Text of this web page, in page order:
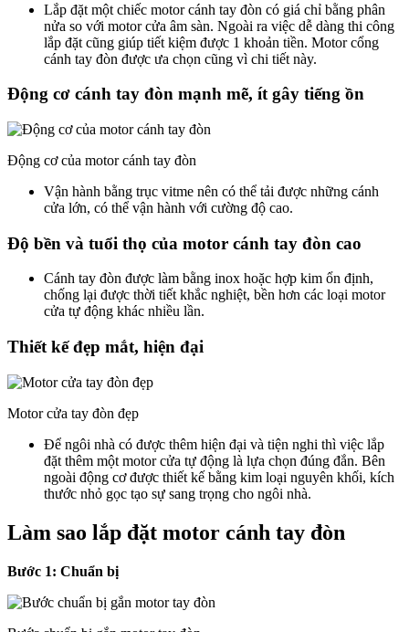
Lắp đặt một chiếc motor cánh tay đòn có giá chỉ bằng phân
nửa so với motor cửa âm sàn. Ngoài ra việc dễ dàng thi công
lắp đặt cũng giúp tiết kiệm được 1 khoản tiền. Motor cổng
cánh tay đòn được ưa chọn cũng vì chi tiết này.
Động cơ cánh tay đòn mạnh mẽ, ít gây tiếng ồn
Động cơ của motor cánh tay đòn
Vận hành bằng trục vitme nên có thể tải được những cánh
cửa lớn, có thể vận hành với cường độ cao.
Độ bền và tuổi thọ của motor cánh tay đòn cao
Cánh tay đòn được làm bằng inox hoặc hợp kim ổn định,
chống lại được thời tiết khắc nghiệt, bền hơn các loại motor
cửa tự động khác nhiều lần.
Thiết kế đẹp mắt, hiện đại
Motor cửa tay đòn đẹp
Để ngôi nhà có được thêm hiện đại và tiện nghi thì việc lắp
đặt thêm một motor cửa tự động là lựa chọn đúng đắn. Bên
ngoài động cơ được thiết kế bằng kim loại nguyên khối, kích
thước nhỏ gọc tạo sự sang trọng cho ngôi nhà.
Làm sao lắp đặt motor cánh tay đòn
Bước 1: Chuẩn bị